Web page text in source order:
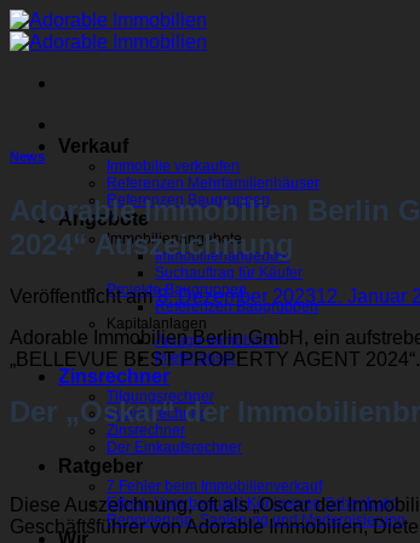
Zum
Inhalt
Verkauf
Immobilie verkaufen
Referenzen Mehrfamilienhäuser
Referenzen Baugruppen
Angebote
Immobilienangebote
Immobilienangebote
Suchauftrag für Käufer
Projekte Baugruppen
Referenzen Baugruppen
Kapitalanlagen
Anlage-Immobilien
Mietshäuser
Zinsrechner
Tilgungsrechner
Budgetrechner
Zinsrechner
Der Einkaufsrechner
Ratgeber
7 Fehler beim Immobilienverkauf
Erben, Vererben und Königsweg Schenkung
Renovierung, Sanierung und Modernisierung
Wir
News
Adorable Immobilien Berlin
2024“ Auszeichnung
Veröffentlicht am8. Dezember 202312. Januar
Adorable Immobilien Berlin GmbH, ein
„BELLEVUE BEST PROPERTY AGENT
Der „Oskar“ der
Diese Auszeichnung, oft als „Oscar der
Geschäftsführer von Adorable Immobilien,